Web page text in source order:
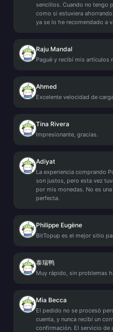
sencillos. Cuando no tengo
como si estuviera
ya se lo he recomendado a
Raju Mandal
Pagué y recibí mis artículos
Ahmed
Excelente velocidad de
Tina Rivera
Impresionante, gracias.
Adiyat
La experiencia comprando
son justos, pero esta vez
por mis monedas. No es
perfecta.
Philippe Eugène
BitTopup es el mejor sitio
泰瑞鸭
Muy rápido, sin problemas
Mia Becca
El pedido no se procesó
cuenta, y nunca recibí un
confirmación. El servicio de